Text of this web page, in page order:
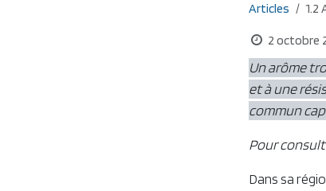
Articles 1.2
2 octobre
Un arôme
et à une
commun
Pour
Dans sa